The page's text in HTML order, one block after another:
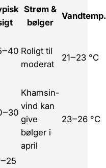
Strøm &
bølger
Roligt til
moderat
21‒23 °C
Khamsin-
vind kan
give
bølger i
april
23‒26 °C